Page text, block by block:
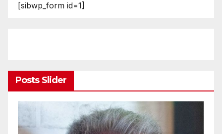
[sibwp_form id=1]
Posts Slider